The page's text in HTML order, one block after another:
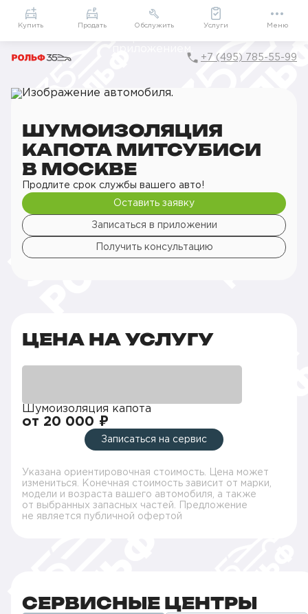
Приложение
Мой РОЛЬФ
Подарки внутри
+7 (495) 785-55-99
Главная
РОЛЬФ Сервис
Сервис Mitsubishi
Детейлинг
Шумоизоляция
Шумоизоляция капота
ШУМОИЗОЛЯЦИЯ
КАПОТА МИТСУБИСИ
В МОСКВЕ
Продлите срок службы вашего авто!
Оставить заявку
Записаться в приложении
Получить консультацию
ЦЕНА НА УСЛУГУ
Шумоизоляция капота
от 20 000 ₽
Записаться на сервис
Указана ориентировочная стоимость. Цена может
измениться. Конечная стоимость зависит от марки,
модели и возраста вашего автомобиля, а также
от выбранных запасных частей. Предложение
не является публичной офертой
СЕРВИСНЫЕ ЦЕНТРЫ
Купить Продать Обслужить Услуги Меню